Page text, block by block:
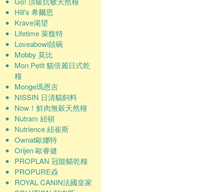
Hill's 希爾思
Krave渴望
Lifetime 萊馥特
Loveabowl囍碗
Mobby 莫比
Mon Petit 貓倍麗日式乾
糧
Monge瑪恩吉
NISSIN 日清貓飼料
Now！鮮肉無穀天然糧
Nutram 紐頓
Nutrience 紐崔斯
Ownat歐娜特
Orijen 歐睿健
PROPLAN 冠能貓乾糧
PROPURE猋
ROYAL CANIN法國皇家